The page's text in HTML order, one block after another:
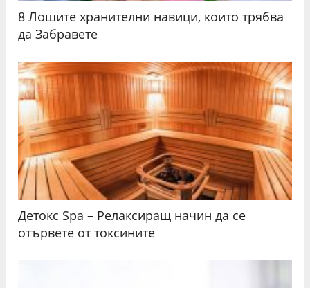
8 Лошите хранителни навици, които трябва
да Забравете
Детокс Spa – Релаксиращ начин да се
отървете от токсините